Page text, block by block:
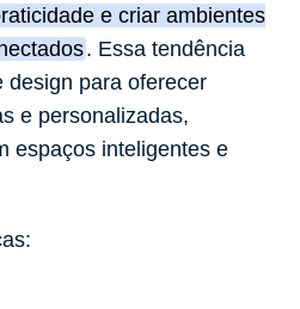
e criar ambientes
. Essa tendência
design para oferecer
e personalizadas,
espaços inteligentes e